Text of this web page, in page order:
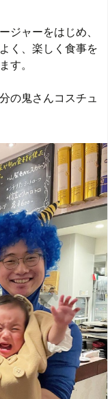
ジャーをはじめ、
く、楽しく食事を
す。
の鬼さんコスチュ